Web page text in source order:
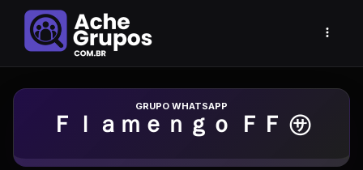
Grupo de Whatsapp
Ｆｌａｍｅｎｇｏ ＦＦ ㋚